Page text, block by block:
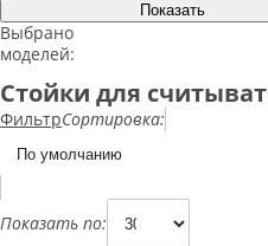
Выбрано
моделей:
Стойки для
ФильтрСортировка:
Показать по: